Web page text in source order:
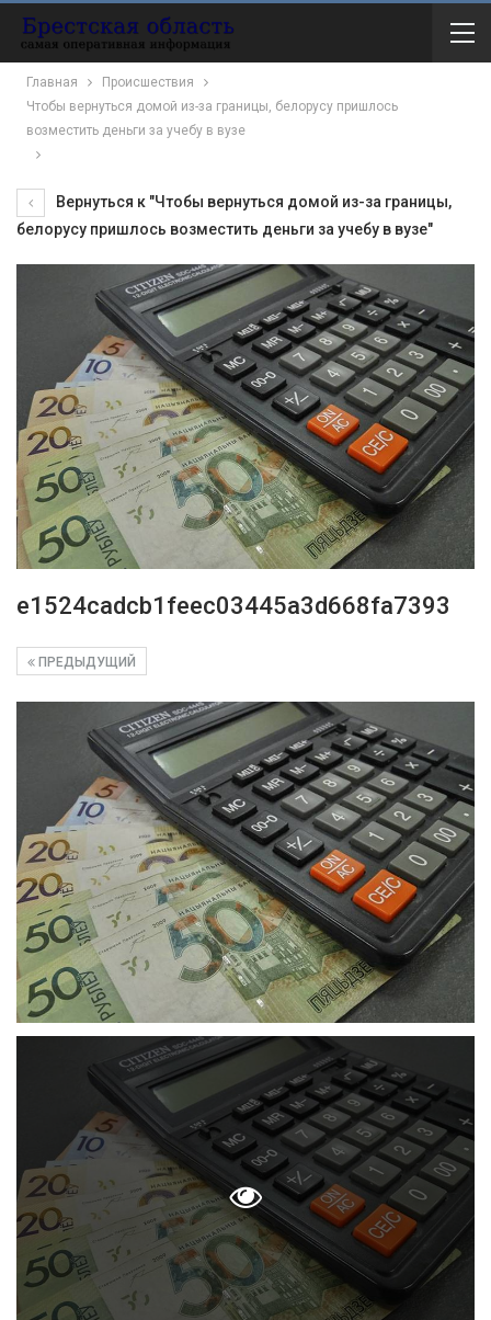
Главная
Происшествия
Чтобы вернуться домой из-за границы, белорусу пришлось
возместить деньги за учебу в вузе
Вернуться к "Чтобы вернуться домой из-за границы,
белорусу пришлось возместить деньги за учебу в вузе"
e1524cadcb1feec03445a3d668fa7393
ПРЕДЫДУЩИЙ